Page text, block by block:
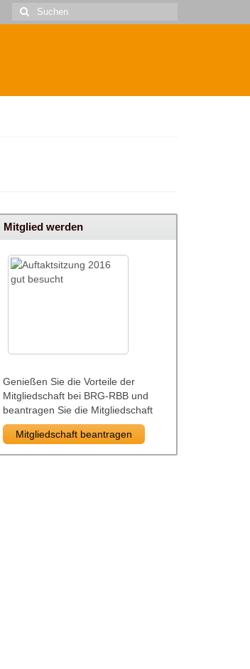
Suche
nach:
Mitglied werden
Genießen Sie die Vorteile der
Mitgliedschaft bei BRG-RBB und
beantragen Sie die Mitgliedschaft
Mitgliedschaft beantragen